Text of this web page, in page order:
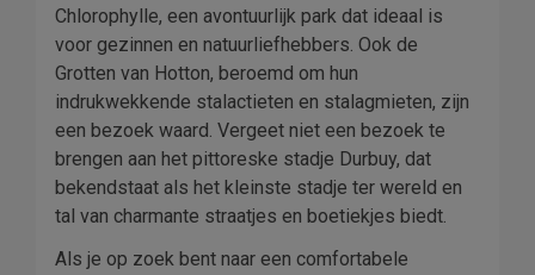
Chlorophylle, een avontuurlijk park dat ideaal is
voor gezinnen en natuurliefhebbers. Ook de
Grotten van Hotton, beroemd om hun
indrukwekkende stalactieten en stalagmieten, zijn
een bezoek waard. Vergeet niet een bezoek te
brengen aan het pittoreske stadje Durbuy, dat
bekendstaat als het kleinste stadje ter wereld en
tal van charmante straatjes en boetiekjes biedt.
Als je op zoek bent naar een comfortabele